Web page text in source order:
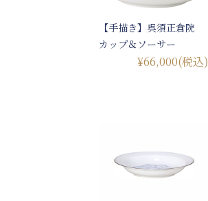
【手描き】呉須正倉院
カップ＆ソーサー
¥66,000(税込)